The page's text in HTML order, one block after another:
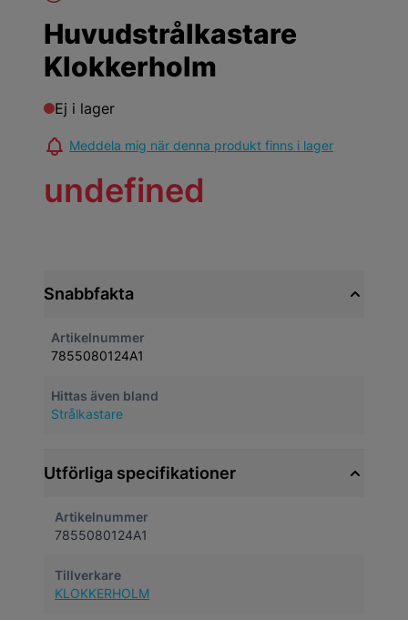
Huvudstrålkastare
Klokkerholm
Ej i lager
Meddela mig när denna produkt finns i lager
undefined
Snabbfakta
Artikelnummer
7855080124A1
Hittas även bland
Strålkastare
Utförliga specifikationer
Artikelnummer
7855080124A1
Tillverkare
KLOKKERHOLM